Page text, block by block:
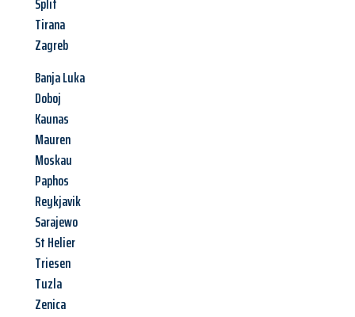
Tirana
Zagreb
Banja Luka
Doboj
Kaunas
Mauren
Moskau
Paphos
Reykjavik
Sarajewo
St Helier
Triesen
Tuzla
Zenica